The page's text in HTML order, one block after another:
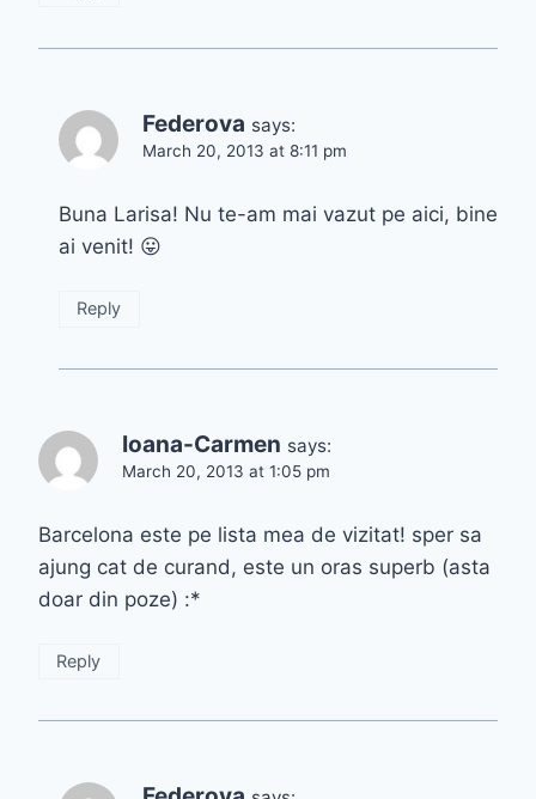
Federova says:
March 20, 2013 at 8:11 pm
Buna Larisa! Nu te-am mai vazut pe aici, bine
ai venit! 😛
Reply
Ioana-Carmen says:
March 20, 2013 at 1:05 pm
Barcelona este pe lista mea de vizitat! sper sa
ajung cat de curand, este un oras superb (asta
doar din poze) :*
Reply